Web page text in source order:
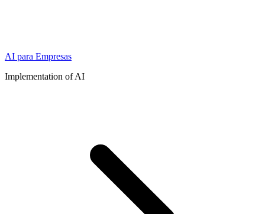
AI para Empresas
Implementation of AI